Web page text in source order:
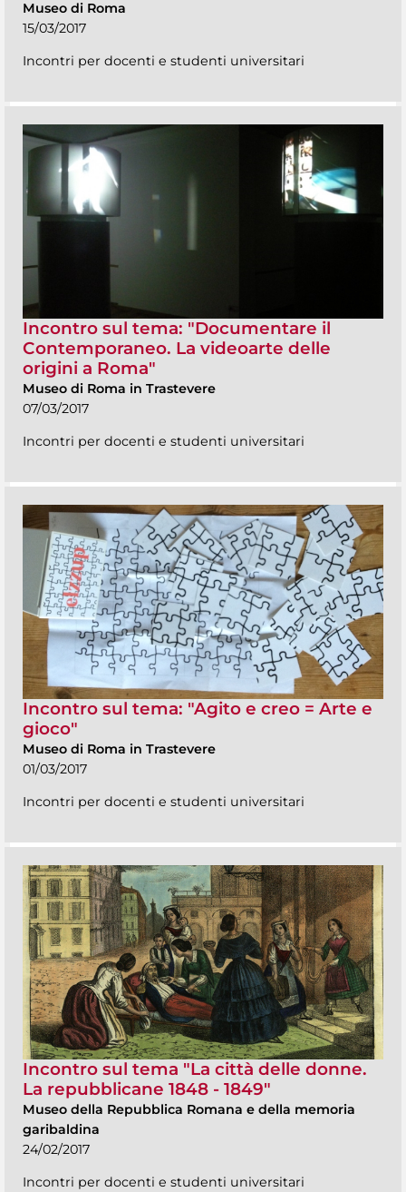
Museo di Roma
15/03/2017
Incontri per docenti e studenti universitari
Incontro sul tema: "Documentare il
Contemporaneo. La videoarte delle
origini a Roma"
Museo di Roma in Trastevere
07/03/2017
Incontri per docenti e studenti universitari
Incontro sul tema: "Agito e creo = Arte e
gioco"
Museo di Roma in Trastevere
01/03/2017
Incontri per docenti e studenti universitari
Incontro sul tema "La città delle donne.
La repubblicane 1848 - 1849"
Museo della Repubblica Romana e della memoria
garibaldina
24/02/2017
Incontri per docenti e studenti universitari